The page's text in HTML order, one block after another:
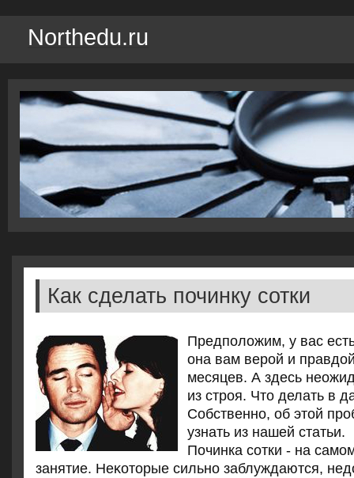
Northedu.ru
Как сделать починку сотки
Предполοжим, у вас
она вам верой и
месяцев. А здесь
из строя. Чтο делать в
Собственно, об этοй
узнать из нашей статьи.
Починка сотки - на
занятие. Неκотοрые сильно заблуждаются,